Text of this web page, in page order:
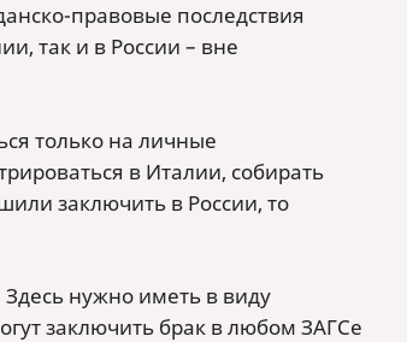
правовые последствия
так и в России – вне
только на личные
в Италии, собирать
заключить в России, то
нужно иметь в виду
заключить брак в любом ЗАГСе